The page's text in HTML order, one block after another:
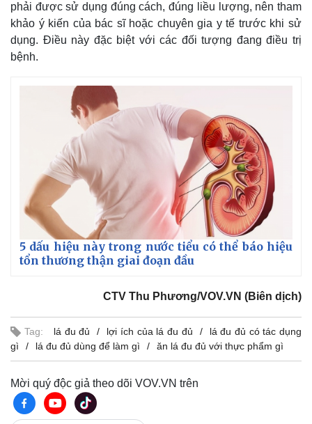
phải được sử dụng đúng cách, đúng liều lượng, nên tham
khảo ý kiến của bác sĩ hoặc chuyên gia y tế trước khi sử
dụng. Điều này đặc biệt với các đối tượng đang điều trị
bệnh.
5 dấu hiệu này trong nước tiểu có thể báo hiệu
tổn thương thận giai đoạn đầu
CTV Thu Phương/VOV.VN (Biên dịch)
Tag: lá đu đủ lợi ích của lá đu đủ
lá đu đủ có tác dụng
gì
lá đu đủ dùng để làm gì ăn lá đu đủ với thực phẩm gì
Mời quý độc giả theo dõi VOV.VN trên